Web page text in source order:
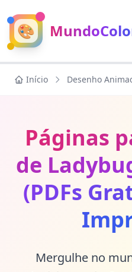
🎨
Início Desenho
Páginas
de
(PDFs
Mergulhe no